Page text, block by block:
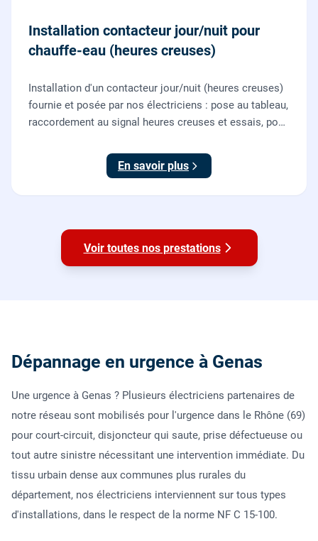
Installation contacteur jour/nuit pour
chauffe-eau (heures creuses)
Installation d'un contacteur jour/nuit (heures creuses)
fournie et posée par nos électriciens : pose au tableau,
raccordement au signal heures creuses et essais, pour
En savoir plus
Voir toutes nos prestations
Dépannage en urgence à Genas
Une urgence à Genas ? Plusieurs électriciens partenaires de
notre réseau sont mobilisés pour l'urgence dans le Rhône (69)
pour court-circuit, disjoncteur qui saute, prise défectueuse ou
tout autre sinistre nécessitant une intervention immédiate. Du
tissu urbain dense aux communes plus rurales du
département, nos électriciens interviennent sur tous types
d'installations, dans le respect de la norme NF C 15-100.